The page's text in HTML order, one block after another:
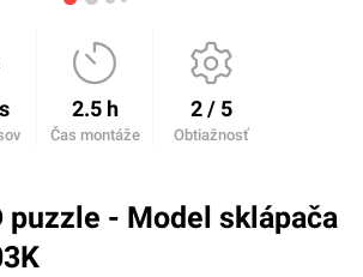
2.5 h
Čas montáže
2 / 5
Obtiažnosť
puzzle - Model sklápača